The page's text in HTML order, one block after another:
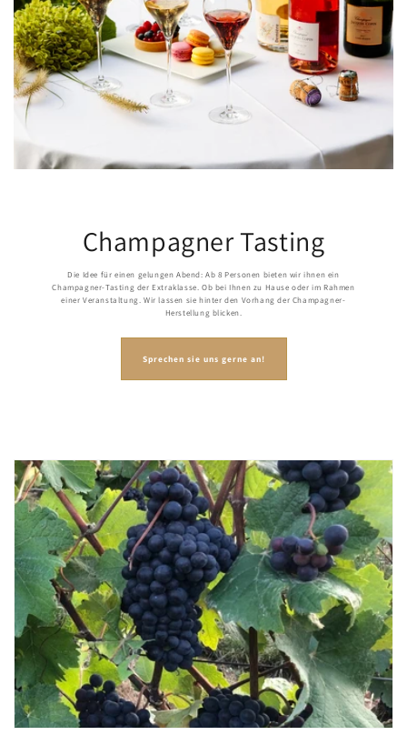
Champagner Tasting
Die Idee für einen gelungen Abend: Ab 8 Personen bieten wir ihnen ein
Champagner-Tasting der Extraklasse. Ob bei Ihnen zu Hause oder im Rahmen
einer Veranstaltung. Wir lassen sie hinter den Vorhang der Champagner-
Herstellung blicken.
Sprechen sie uns gerne an!